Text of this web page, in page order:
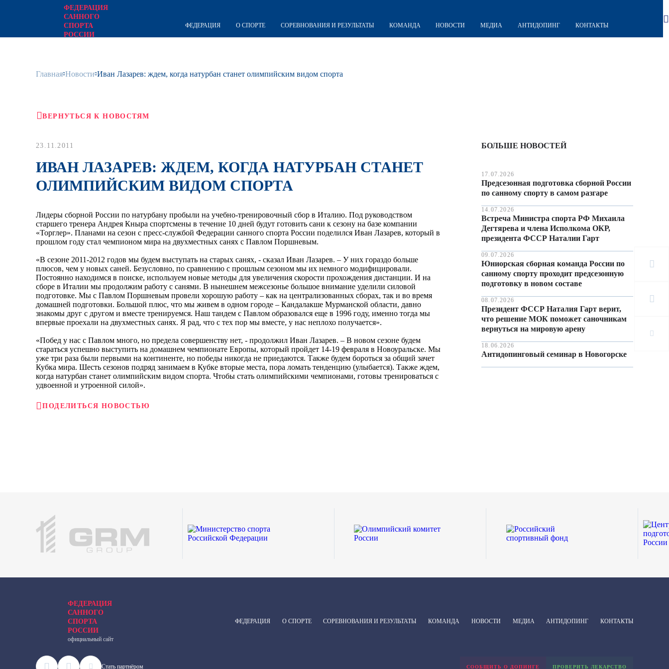
ФЕДЕРАЦИЯ
САННОГО
СПОРТА
РОССИИ
ФЕДЕРАЦИЯ О СПОРТЕ СОРЕВНОВАНИЯ И РЕЗУЛЬТАТЫ КОМАНДА НОВОСТИ МЕДИА АНТИДОПИНГ КОНТАКТЫ
Главная Новости Иван Лазарев: ждем, когда натурбан станет олимпийским видом спорта
ВЕРНУТЬСЯ К НОВОСТЯМ
23.11.2011
ИВАН ЛАЗАРЕВ: ЖДЕМ, КОГДА НАТУРБАН СТАНЕТ
ОЛИМПИЙСКИМ ВИДОМ СПОРТА
Лидеры сборной России по натурбану пробыли на учебно-тренировочный сбор в Италию. Под руководством
старшего тренера Андрея Кныра спортсмены в течение 10 дней будут готовить сани к сезону на базе компании
«Торглер». Планами на сезон с пресс-службой Федерации санного спорта России поделился Иван Лазарев, который в
прошлом году стал чемпионом мира на двухместных санях с Павлом Поршневым.
«В сезоне 2011-2012 годов мы будем выступать на старых санях, - сказал Иван Лазарев. – У них гораздо больше
плюсов, чем у новых саней. Безусловно, по сравнению с прошлым сезоном мы их немного модифицировали.
Постоянно находимся в поиске, используем новые методы для увеличения скорости прохождения дистанции. И на
сборе в Италии мы продолжим работу с санями. В нынешнем межсезонье большое внимание уделили силовой
подготовке. Мы с Павлом Поршневым провели хорошую работу – как на централизованных сборах, так и во время
домашней подготовки. Большой плюс, что мы живем в одном городе – Кандалакше Мурманской области, давно
знакомы друг с другом и вместе тренируемся. Наш тандем с Павлом образовался еще в 1996 году, именно тогда мы
впервые проехали на двухместных санях. Я рад, что с тех пор мы вместе, у нас неплохо получается».
«Побед у нас с Павлом много, но предела совершенству нет, - продолжил Иван Лазарев. – В новом сезоне будем
стараться успешно выступить на домашнем чемпионате Европы, который пройдет 14-19 февраля в Новоуральске. Мы
уже три раза были первыми на континенте, но победы никогда не приедаются. Также будем бороться за общий зачет
Кубка мира. Шесть сезонов подряд занимаем в Кубке вторые места, пора ломать тенденцию (улыбается). Также ждем,
когда натурбан станет олимпийским видом спорта. Чтобы стать олимпийскими чемпионами, готовы тренироваться с
удвоенной и утроенной силой».
ПОДЕЛИТЬСЯ НОВОСТЬЮ
БОЛЬШЕ НОВОСТЕЙ
17.07.2026
Предсезонная подготовка сборной России
по санному спорту в самом разгаре
14.07.2026
Встреча Министра спорта РФ Михаила
Дегтярева и члена Исполкома ОКР,
президента ФССР Наталии Гарт
09.07.2026
Юниорская сборная команда России по
санному спорту проходит предсезонную
подготовку в новом составе
08.07.2026
Президент ФССР Наталия Гарт верит,
что решение МОК поможет саночникам
вернуться на мировую арену
18.06.2026
Антидопинговый семинар в Новогорске
ФЕДЕРАЦИЯ
САННОГО
СПОРТА
РОССИИ
официальный сайт
ФЕДЕРАЦИЯ О СПОРТЕ СОРЕВНОВАНИЯ И РЕЗУЛЬТАТЫ КОМАНДА НОВОСТИ МЕДИА АНТИДОПИНГ КОНТАКТЫ
Cтать партнёром СООБЩИТЬ О ДОПИНГЕ ПРОВЕРИТЬ ЛЕКАРСТВО